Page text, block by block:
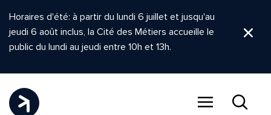
Horaires d'été: à partir du lundi 6 juillet et jusqu'au
jeudi 6 août inclus, la Cité des Métiers accueille le
public du lundi au jeudi entre 10h et 13h.